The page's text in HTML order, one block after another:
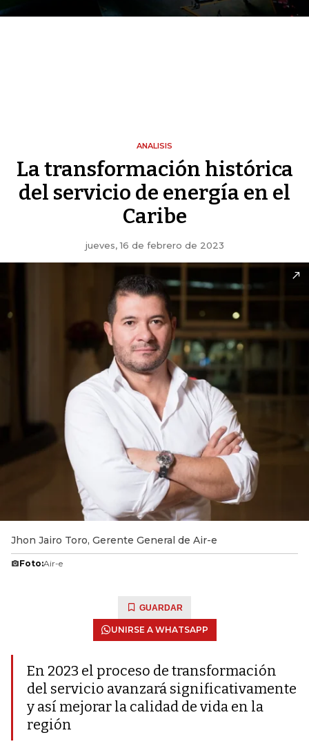
ANALISIS
La transformación histórica
del servicio de energía en el
Caribe
jueves, 16 de febrero de 2023
Jhon Jairo Toro, Gerente General de Air-e
Foto:Air-e
GUARDAR
UNIRSE A WHATSAPP
En 2023 el proceso de transformación
del servicio avanzará significativamente
y así mejorar la calidad de vida en la
región